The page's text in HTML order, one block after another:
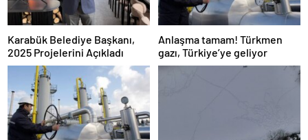
Karabük Belediye Başkanı,
2025 Projelerini Açıkladı
Anlaşma tamam! Türkmen
gazı, Türkiye’ye geliyor